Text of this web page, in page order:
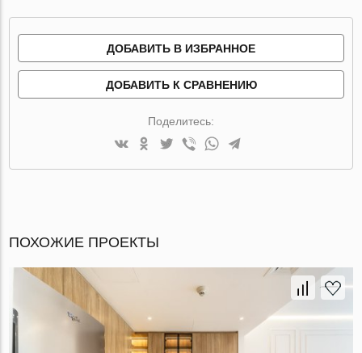
ДОБАВИТЬ В ИЗБРАННОЕ
ДОБАВИТЬ К СРАВНЕНИЮ
Поделитесь:
ПОХОЖИЕ ПРОЕКТЫ